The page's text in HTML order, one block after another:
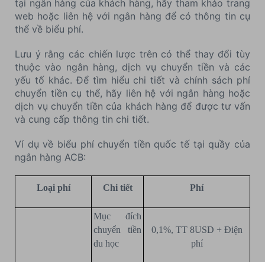
tại ngân hàng của khách hàng, hãy tham khảo trang
web hoặc liên hệ với ngân hàng để có thông tin cụ
thể về biểu phí.
Lưu ý rằng các chiến lược trên có thể thay đổi tùy
thuộc vào ngân hàng, dịch vụ chuyển tiền và các
yếu tố khác. Để tìm hiểu chi tiết và chính sách phí
chuyển tiền cụ thể, hãy liên hệ với ngân hàng hoặc
dịch vụ chuyển tiền của khách hàng để được tư vấn
và cung cấp thông tin chi tiết.
Ví dụ về biểu phí chuyển tiền quốc tế tại quầy của
ngân hàng ACB:
Loại phí Chi tiết Phí
Mục đích
chuyển tiền
du học
0,1%, TT 8USD + Điện
phí